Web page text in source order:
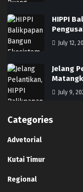
HIPPI
July 12,
Jelang
July 9,
Categories
Advetorial
Kutai Timur
Regional